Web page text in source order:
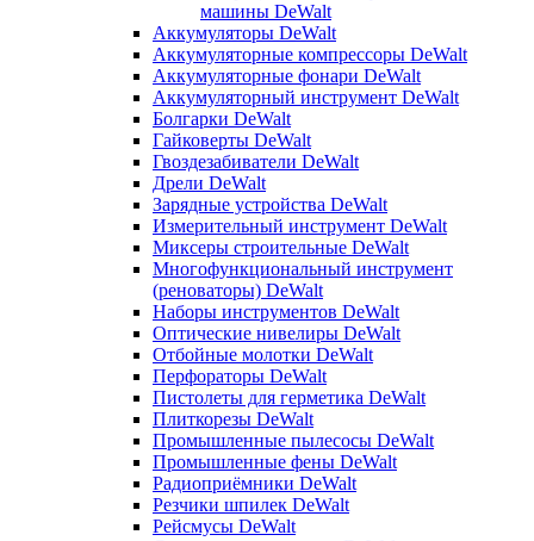
машины DeWalt
Аккумуляторы DeWalt
Аккумуляторные компрессоры DeWalt
Аккумуляторные фонари DeWalt
Аккумуляторный инструмент DeWalt
Болгарки DeWalt
Гайковерты DeWalt
Гвоздезабиватели DeWalt
Дрели DeWalt
Зарядные устройства DeWalt
Измерительный инструмент DeWalt
Миксеры строительные DeWalt
Многофункциональный инструмент
(реноваторы) DeWalt
Наборы инструментов DeWalt
Оптические нивелиры DeWalt
Отбойные молотки DeWalt
Перфораторы DeWalt
Пистолеты для герметика DeWalt
Плиткорезы DeWalt
Промышленные пылесосы DeWalt
Промышленные фены DeWalt
Радиоприёмники DeWalt
Резчики шпилек DeWalt
Рейсмусы DeWalt